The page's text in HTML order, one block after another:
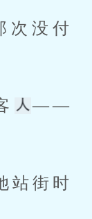
次没付
——
站街时